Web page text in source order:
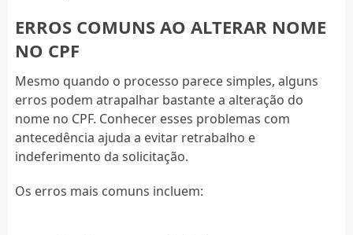
ERROS COMUNS AO ALTERAR NOME
NO CPF
Mesmo quando o processo parece simples, alguns
erros podem atrapalhar bastante a alteração do
nome no CPF. Conhecer esses problemas com
antecedência ajuda a evitar retrabalho e
indeferimento da solicitação.
Os erros mais comuns incluem: